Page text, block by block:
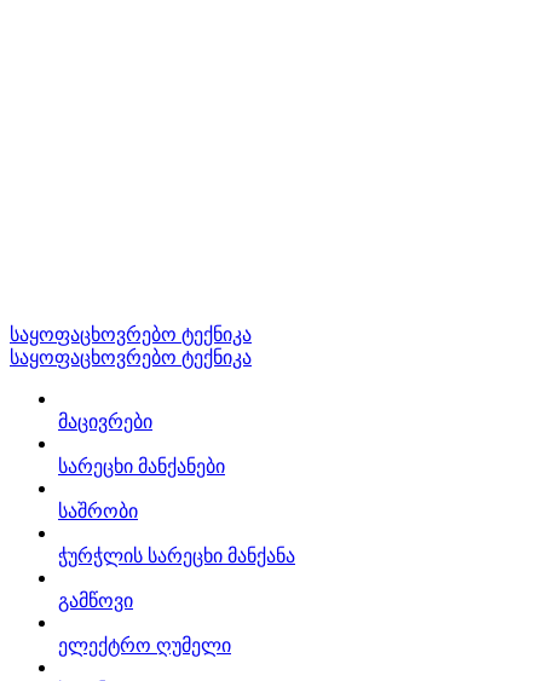
საყოფაცხოვრებო ტექნიკა
საყოფაცხოვრებო ტექნიკა
მაცივრები
სარეცხი მანქანები
საშრობი
ჭურჭლის სარეცხი მანქანა
გამწოვი
ელექტრო ღუმელი